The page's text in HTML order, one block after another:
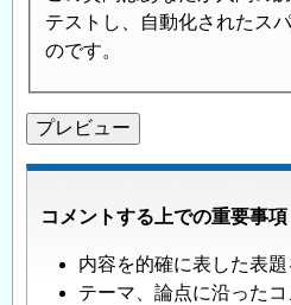
テストし、自動化されたス
のです。
コメントする上での重要事項
内容を的確に表した表題
テーマ、論点に沿った